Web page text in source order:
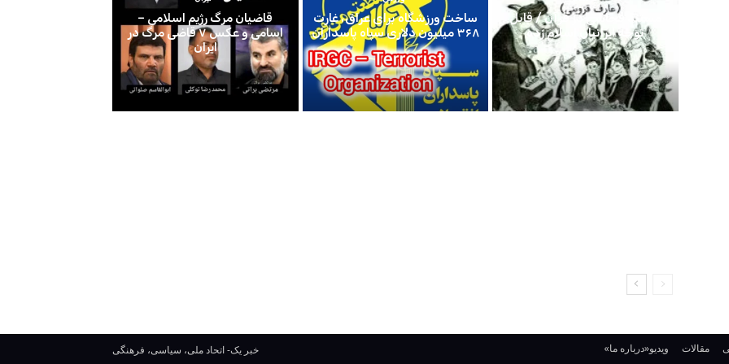
k
مستند فحاشی در قرآن / قابل
توجه ایرانیان اسلام زده
ساخت ورزشگاه برای عراق، غارت
۳۶۸ میلیون دلاری سپاه پاسداران
قاضیان مرگ رژیم اسلامی –
اسامی و عکس ۷ قاضی مرگ در
ایران
خبر یک- اتحاد ملی، سیاسی، فرهنگی مقالات ویدیو«درباره ما»